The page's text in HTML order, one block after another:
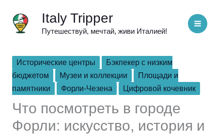
содержимому
Italy Tripper
Путешествуй, мечтай, живи Италией!
Исторические центры
Бэкпекер с низким
бюджетом
Музеи и коллекции
Площади и
памятники
Форли-Чезена Цифровой кочевник
Что посмотреть в городе
Форли: искусство, история и